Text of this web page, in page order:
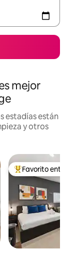
mejor
estadías están
y otros
Favorito entre
Favorito entre